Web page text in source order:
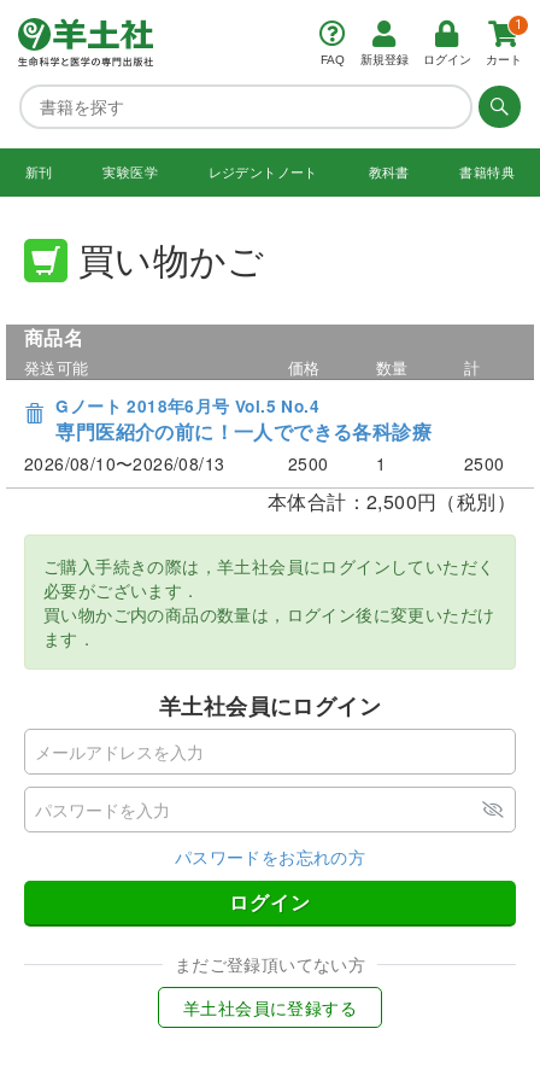
FAQ 新規登録 ログイン カート
1
新刊 実験医学 レジデント ノート 教科書 書籍特典
買い物かご
商品名
発送可能 価格 数量
計
Gノート 2018年6月号 Vol.5 No.4
専門医紹介の前に！一人でできる各科診療
2026/08/10〜2026/08/13 2500 1 2500
本体合計：2,500円（税別）
ご購入手続きの際は，羊土社会員にログインしていただく
必要がございます．
買い物かご内の商品の数量は，ログイン後に変更いただけ
ます．
羊土社会員にログイン
パスワードをお忘れの方
ログイン
まだご登録頂いてない方
羊土社会員に登録する